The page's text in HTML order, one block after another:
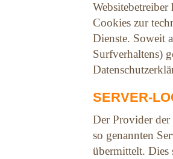
Cookies zur
Dienste. Soweit
Surfverhaltens)
SERVER-
Der Provider der
so genannten
übermittelt. Dies